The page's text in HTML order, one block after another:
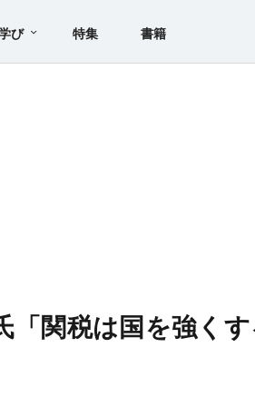
び 特集 書籍
関税は国を強くす